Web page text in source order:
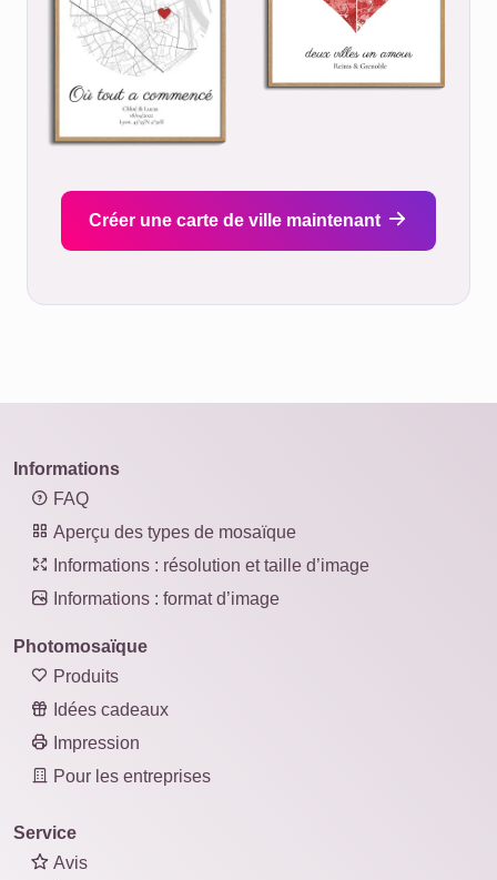
Créer une carte de ville maintenant
Informations
FAQ
Aperçu des types de mosaïque
Informations : résolution et taille d’image
Informations : format d’image
Photomosaïque
Produits
Idées cadeaux
Impression
Pour les entreprises
Service
Avis